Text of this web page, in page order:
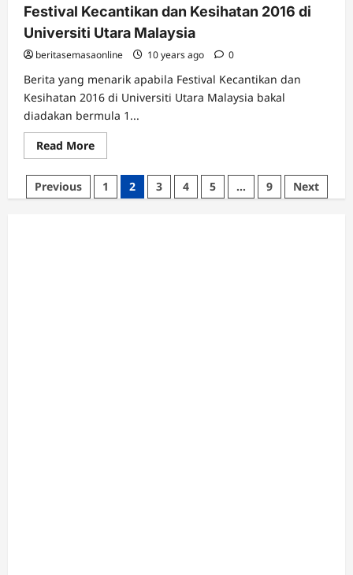
Festival Kecantikan dan Kesihatan 2016 di
Universiti Utara Malaysia
beritasemasaonline 10 years ago 0
Berita yang menarik apabila Festival Kecantikan dan
Kesihatan 2016 di Universiti Utara Malaysia bakal
diadakan bermula 1...
Read MoreRead
more
Festival
Kecantikan
dan
Posts
Previous 1 2 3 4 5 … 9 Next